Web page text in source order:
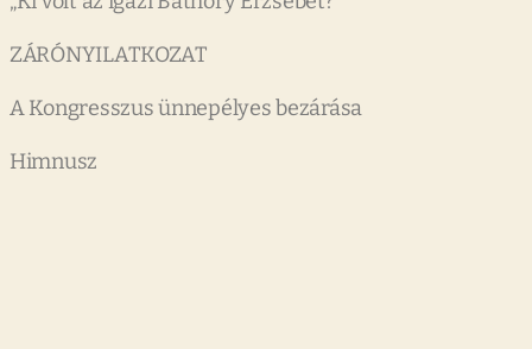
ZÁRÓNYILATKOZAT
A Kongresszus ünnepélyes bezárása
Himnusz